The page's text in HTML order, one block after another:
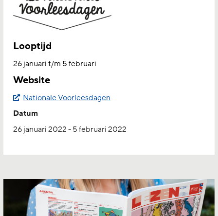
Looptijd
26 januari t/m 5 februari
Website
Nationale Voorleesdagen
Datum
Start en eind datum:
26 januari 2022 - 5 februari 2022